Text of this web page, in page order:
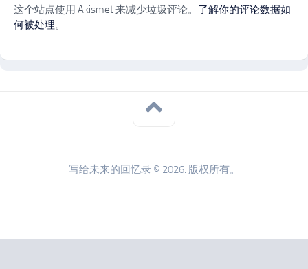
这个站点使用 Akismet 来减少垃圾评论。 了解你的评论数据如
何被处理。
写给未来的回忆录 © 2026. 版权所有。